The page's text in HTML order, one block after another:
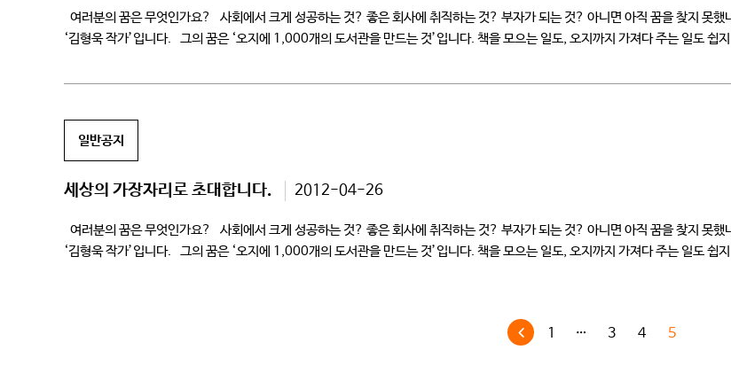
여러분의 꿈은 무엇인가요? 사회에서 크게 성공하는 것? 좋은 회사에 취직하는 것? 부자가 되는 것? 아니면 아직 꿈을 찾지 못
‘김형욱 작가’입니다. 그의 꿈은 ‘오지에 1,000개의 도서관을 만드는 것’입니다. 책을 모으는 일도, 오지까지 가져다 주는 일도 쉽
일반공지
세상의 가장자리로 초대합니다. 2012-04-26
여러분의 꿈은 무엇인가요? 사회에서 크게 성공하는 것? 좋은 회사에 취직하는 것? 부자가 되는 것? 아니면 아직 꿈을 찾지 못
‘김형욱 작가’입니다. 그의 꿈은 ‘오지에 1,000개의 도서관을 만드는 것’입니다. 책을 모으는 일도, 오지까지 가져다 주는 일도 쉽
1 … 3 4 5